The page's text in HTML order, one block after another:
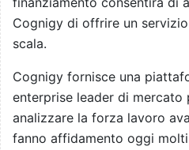
Cognigy di offrire un
scala.
Cognigy fornisce una
enterprise leader di mercato
analizzare la forza lavoro
fanno affidamento oggi